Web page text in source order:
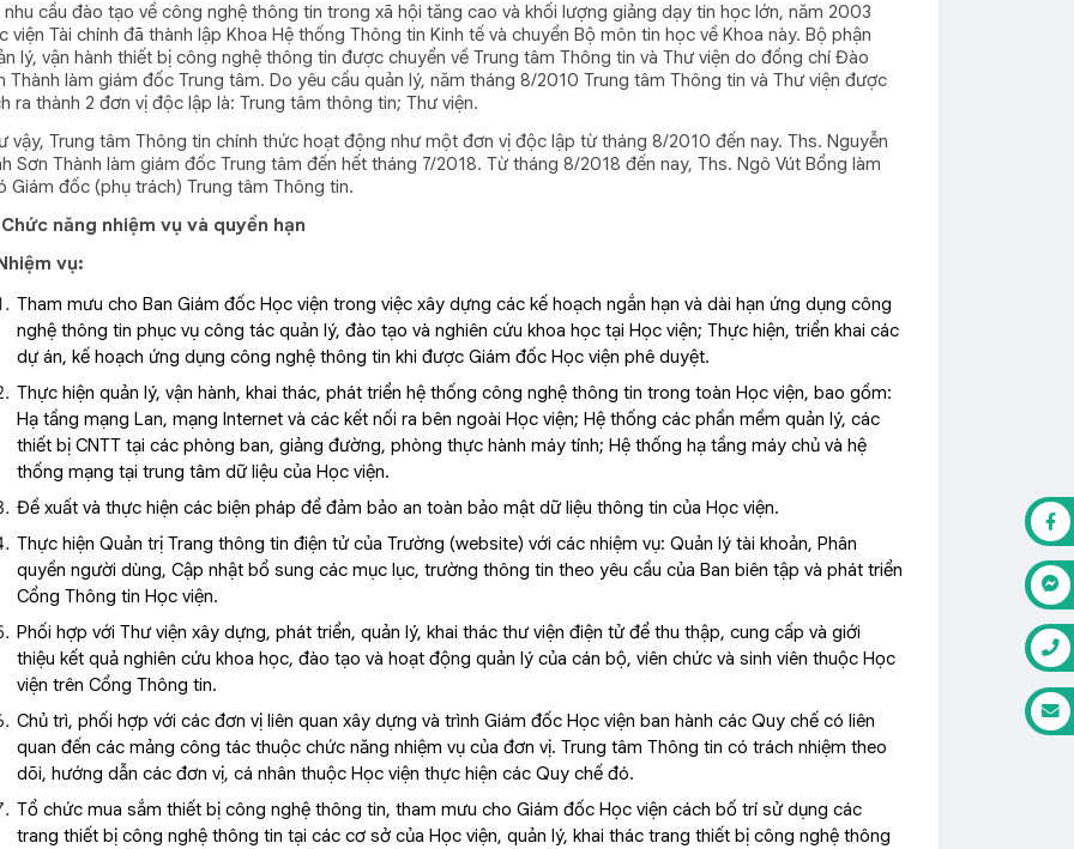
nhu cầu đào tạo về công nghệ thông tin trong xã hội tăng cao và khối lượng giảng dạy tin học lớn, năm 2003
viện Tài chính đã thành lập Khoa Hệ thống Thông tin Kinh tế và chuyển Bộ môn tin học về Khoa này. Bộ phận
lý, vận hành thiết bị công nghệ thông tin được chuyển về Trung tâm Thông tin và Thư viện do đồng chí Đào
Thành làm giám đốc Trung tâm. Do yêu cầu quản lý, năm tháng 8/2010 Trung tâm Thông tin và Thư viện được
ra thành 2 đơn vị độc lập là: Trung tâm thông tin; Thư viện.
vậy, Trung tâm Thông tin chính thức hoạt động như một đơn vị độc lập từ tháng 8/2010 đến nay. Ths. Nguyễn
Sơn Thành làm giám đốc Trung tâm đến hết tháng 7/2018. Từ tháng 8/2018 đến nay, Ths. Ngô Vút Bổng làm
Giám đốc (phụ trách) Trung tâm Thông tin.
năng nhiệm vụ và quyền hạn
vụ:
Tham mưu cho Ban Giám đốc Học viện trong việc xây dựng các kế hoạch ngắn hạn và dài hạn ứng dụng công
nghệ thông tin phục vụ công tác quản lý, đào tạo và nghiên cứu khoa học tại Học viện; Thực hiện, triển khai các
dự án, kế hoạch ứng dụng công nghệ thông tin khi được Giám đốc Học viện phê duyệt.
Thực hiện quản lý, vận hành, khai thác, phát triển hệ thống công nghệ thông tin trong toàn Học viện, bao gồm:
Hạ tầng mạng Lan, mạng Internet và các kết nối ra bên ngoài Học viện; Hệ thống các phần mềm quản lý, các
thiết bị CNTT tại các phòng ban, giảng đường, phòng thực hành máy tính; Hệ thống hạ tầng máy chủ và hệ
thống mạng tại trung tâm dữ liệu của Học viện.
Đề xuất và thực hiện các biện pháp để đảm bảo an toàn bảo mật dữ liệu thông tin của Học viện.
Thực hiện Quản trị Trang thông tin điện tử của Trường (website) với các nhiệm vụ: Quản lý tài khoản, Phân
quyền người dùng, Cập nhật bổ sung các mục lục, trường thông tin theo yêu cầu của Ban biên tập và phát triển
Cổng Thông tin Học viện.
Phối hợp với Thư viện xây dựng, phát triển, quản lý, khai thác thư viện điện tử để thu thập, cung cấp và giới
thiệu kết quả nghiên cứu khoa học, đào tạo và hoạt động quản lý của cán bộ, viên chức và sinh viên thuộc Học
viện trên Cổng Thông tin.
Chủ trì, phối hợp với các đơn vị liên quan xây dựng và trình Giám đốc Học viện ban hành các Quy chế có liên
quan đến các mảng công tác thuộc chức năng nhiệm vụ của đơn vị. Trung tâm Thông tin có trách nhiệm theo
dõi, hướng dẫn các đơn vị, cá nhân thuộc Học viện thực hiện các Quy chế đó.
Tổ chức mua sắm thiết bị công nghệ thông tin, tham mưu cho Giám đốc Học viện cách bố trí sử dụng các
trang thiết bịcông nghệ thông tin tại các cơ sở của Học viện, quản lý, khai thác trang thiết bị công nghệ thông